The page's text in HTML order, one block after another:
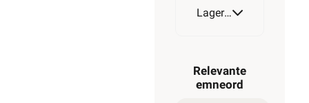
Lagerstatus
Relevante
emneord